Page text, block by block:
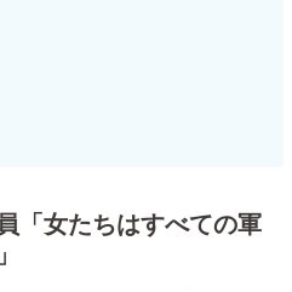
「女たちはすべての軍